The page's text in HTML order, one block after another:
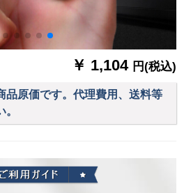
￥ 1,104 円(税込)
品原価です。代理費用、送料等